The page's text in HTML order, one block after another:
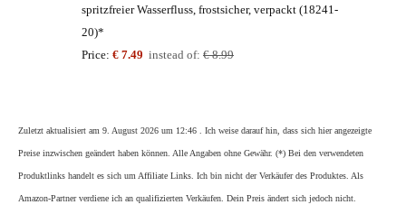
spritzfreier Wasserfluss, frostsicher, verpackt (18241-
20)*
Price: € 7.49 instead of: € 8.99
Zuletzt aktualisiert am 9. August 2026 um 12:46 . Ich weise darauf hin, dass sich hier angezeigte
Preise inzwischen geändert haben können. Alle Angaben ohne Gewähr. (*) Bei den verwendeten
Produktlinks handelt es sich um Affiliate Links. Ich bin nicht der Verkäufer des Produktes. Als
Amazon-Partner verdiene ich an qualifizierten Verkäufen. Dein Preis ändert sich jedoch nicht.